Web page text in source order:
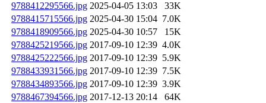
9788412295566.jpg 2025-04-05 13:03
33K
9788415715566.jpg 2025-04-30 15:04 7.0K
9788418909566.jpg 2025-04-30 10:57
15K
9788425219566.jpg 2017-09-10 12:39 4.0K
9788425222566.jpg 2017-09-10 12:39 5.9K
9788433931566.jpg 2017-09-10 12:39 7.5K
9788434893566.jpg 2017-09-10 12:39 3.9K
9788467394566.jpg 2017-12-13 20:14
64K